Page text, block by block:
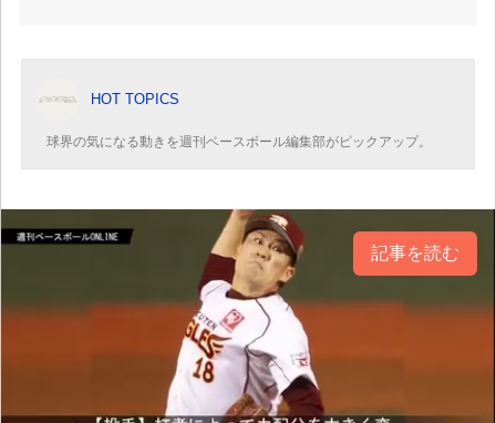
HOT TOPICS
球界の気になる動きを週刊ベースボール編集部がピックアップ。
記事を読む